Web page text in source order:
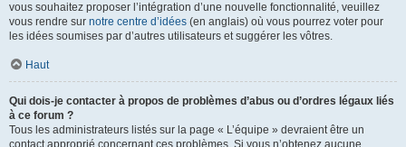
vous souhaitez proposer l’intégration d’une nouvelle fonctionnalité, veuillez
vous rendre sur notre centre d’idées (en anglais) où vous pourrez voter pour
les idées soumises par d’autres utilisateurs et suggérer les vôtres.
Haut
Qui dois-je contacter à propos de problèmes d’abus ou d’ordres légaux liés
à ce forum ?
Tous les administrateurs listés sur la page « L’équipe » devraient être un
contact approprié concernant ces problèmes. Si vous n’obtenez aucune